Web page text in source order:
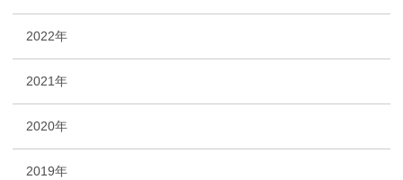
2022年
2021年
2020年
2019年